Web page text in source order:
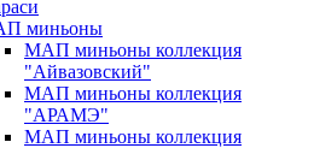
миньоны
МАП миньоны коллекция
"Айвазовский"
МАП миньоны коллекция
"АРАМЭ"
МАП миньоны коллекция